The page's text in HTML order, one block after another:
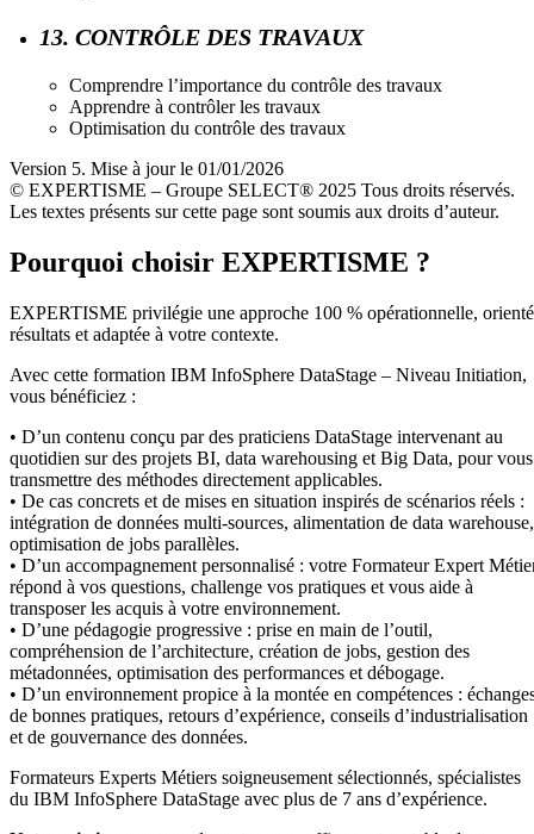
13. CONTRÔLE DES TRAVAUX
Comprendre l’importance du contrôle des travaux
Apprendre à contrôler les travaux
Optimisation du contrôle des travaux
Version 5. Mise à jour le 01/01/2026
© EXPERTISME – Groupe SELECT® 2025 Tous droits réservés.
Les textes présents sur cette page sont soumis aux droits d’auteur.
Pourquoi choisir EXPERTISME ?
EXPERTISME privilégie une approche 100 % opérationnelle,
résultats et adaptée à votre contexte.
Avec cette formation IBM InfoSphere DataStage – Niveau Initiation,
vous bénéficiez :
• D’un contenu conçu par des praticiens DataStage intervenant au
quotidien sur des projets BI, data warehousing et Big Data, pour vous
transmettre des méthodes directement applicables.
• De cas concrets et de mises en situation inspirés de scénarios réels :
intégration de données multi-sources, alimentation de data warehouse,
optimisation de jobs parallèles.
• D’un accompagnement personnalisé : votre Formateur Expert
répond à vos questions, challenge vos pratiques et vous aide à
transposer les acquis à votre environnement.
• D’une pédagogie progressive : prise en main de l’outil,
compréhension de l’architecture, création de jobs, gestion des
métadonnées, optimisation des performances et débogage.
• D’un environnement propice à la montée en compétences :
de bonnes pratiques, retours d’expérience, conseils d’industrialisation
et de gouvernance des données.
Formateurs Experts Métiers soigneusement sélectionnés, spécialistes
du IBM InfoSphere DataStage avec plus de 7 ans d’expérience.